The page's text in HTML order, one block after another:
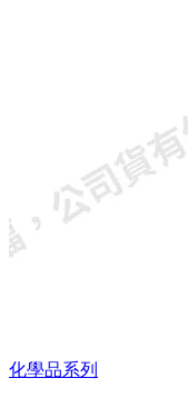
化學品系列